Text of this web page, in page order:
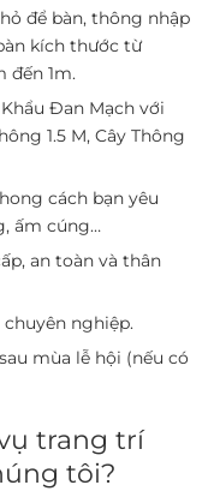
để bàn, thông nhập
kích thước từ
đến 1m.
Đan Mạch với
1.5 M, Cây Thông
cách bạn yêu
ấm cúng…
, an toàn và thân
nghiệp.
sau mùa lễ hội (nếu có
trang trí
tôi?